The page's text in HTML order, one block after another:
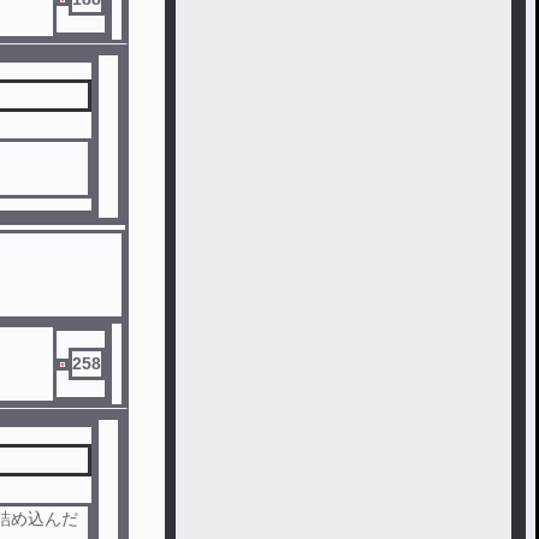
は取って
258
め込んだ